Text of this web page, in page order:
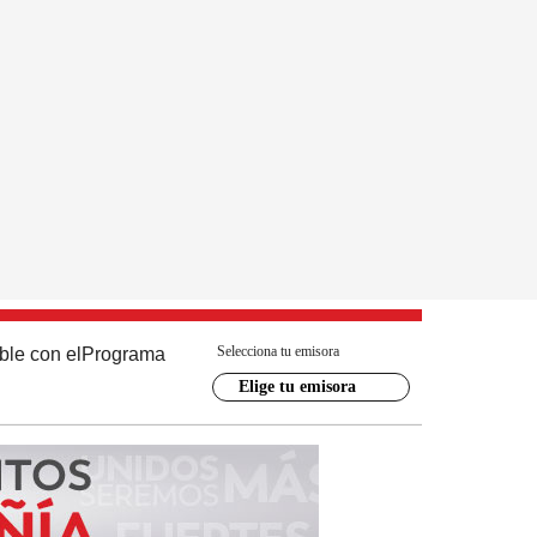
con el Programa Selecciona tu emisora
Elige tu emisora